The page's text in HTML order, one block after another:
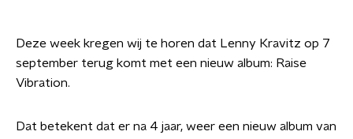
Deze week kregen wij te horen dat Lenny Kravitz op 7
september terug komt met een nieuw album: Raise
Vibration.
Dat betekent dat er na 4 jaar, weer een nieuw album van